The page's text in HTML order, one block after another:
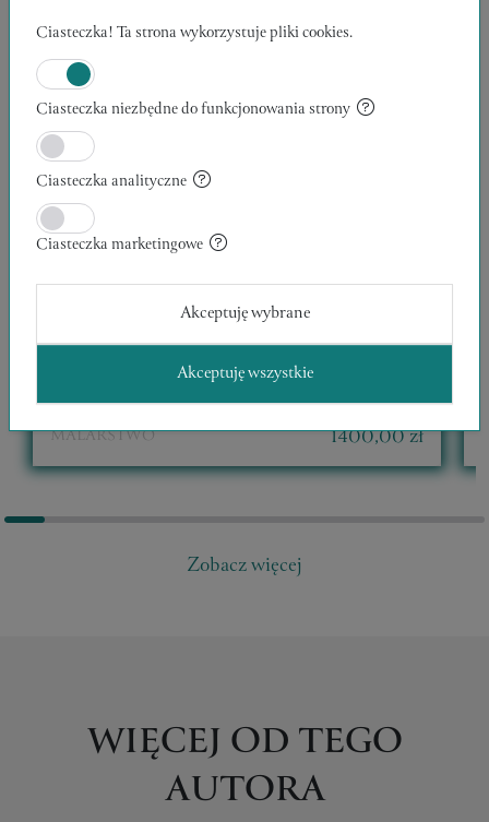
30 x 40 x 1 cm
MALARSTWO 1400,00 zł
Zobacz więcej
WIĘCEJ OD TEGO
AUTORA
Ciasteczka! Ta strona wykorzystuje pliki cookies.
Ciasteczka niezbędne do funkcjonowania strony
Ciasteczka analityczne
Ciasteczka marketingowe
Akceptuję wybrane
Akceptuję wszystkie